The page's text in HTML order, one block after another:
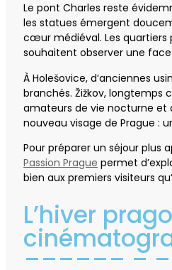
Le pont Charles reste
les statues émergent
cœur médiéval. Les quartiers
souhaitent observer une
À Holešovice, d’anciennes
branchés. Žižkov, longtemps
amateurs de vie nocturne et
nouveau visage de Prague :
Pour préparer un séjour plus
Passion Prague permet
bien aux premiers visiteurs
L’hiver